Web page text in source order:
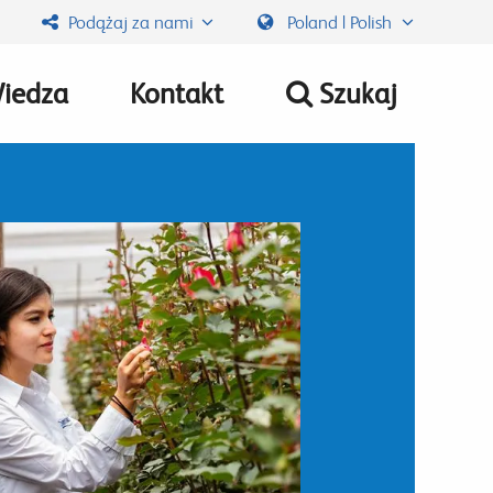
Podążaj za nami Poland | Polish
Kontakt Szukaj